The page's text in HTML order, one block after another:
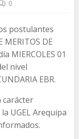
0
postulantes
MERITOS DE
MIERCOLES 01
nivel
EBR.
carácter
UGEL Arequipa